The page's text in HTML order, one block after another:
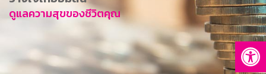
ข่าวสาร
ติดต่อเรา
ดูแลความสุขของชีวิตคุณ